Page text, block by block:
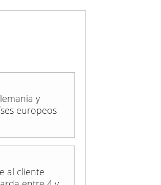
y
europeos
al cliente